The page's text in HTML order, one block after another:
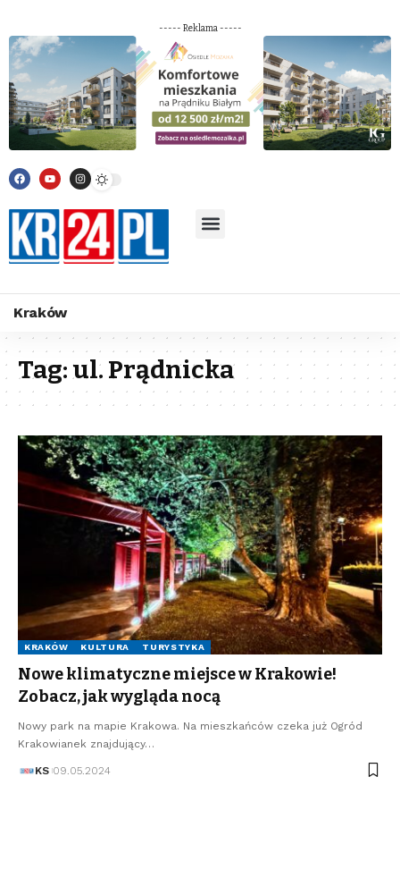
----- Reklama -----
Kraków
Tag:ul. Prądnicka
KRAKÓW KULTURA TURYSTYKA
Nowe klimatyczne miejsce w Krakowie!
Zobacz, jak wygląda nocą
Nowy park na mapie Krakowa. Na mieszkańców czeka już Ogród
Krakowianek znajdujący…
KS 09.05.2024